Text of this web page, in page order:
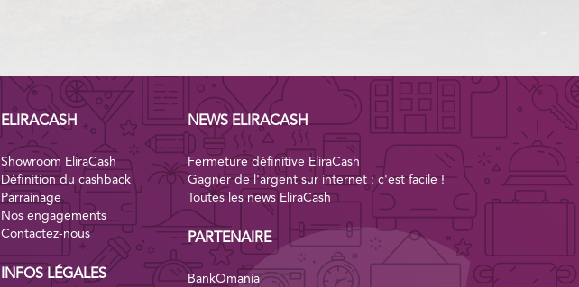
ELIRACASH
Showroom EliraCash
Définition du cashback
Parrainage
Nos engagements
Contactez-nous
INFOS LÉGALES
NEWS ELIRACASH
Fermeture définitive EliraCash
Gagner de l'argent sur internet : c'est facile !
Toutes les news EliraCash
PARTENAIRE
BankOmania